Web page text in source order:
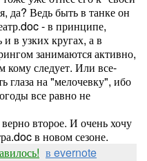
да? Ведь быть в танке он
- в принципе,
в узких кругах, а в
занимаются активно,
кому следует. Или все-
глаза на "мелочевку", ибо
все равно не
второе. И очень хочу
в новом сезоне.
в evernote